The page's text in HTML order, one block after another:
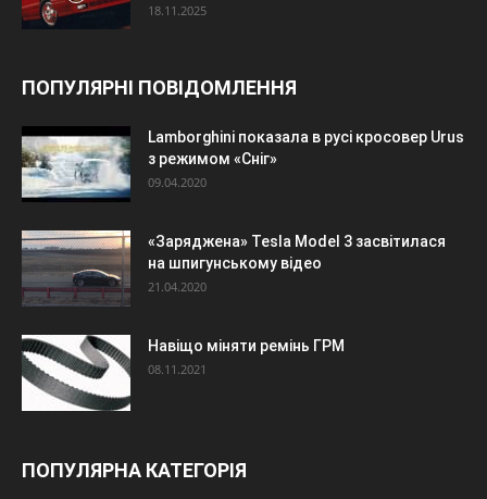
18.11.2025
ПОПУЛЯРНІ ПОВІДОМЛЕННЯ
Lamborghini показала в русі кросовер Urus
з режимом «Сніг»
09.04.2020
«Заряджена» Tesla Model 3 засвітилася
на шпигунському відео
21.04.2020
Навіщо міняти ремінь ГРМ
08.11.2021
ПОПУЛЯРНА КАТЕГОРІЯ